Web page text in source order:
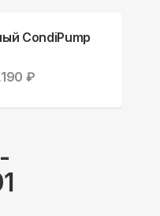
CondiPump
₽